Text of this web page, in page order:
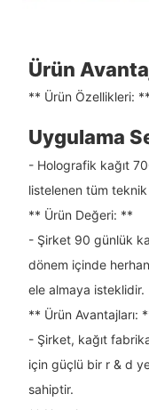
Ürün
** Ürün Özellikleri: **
Uygulama
- Holografik kağıt
listelenen tüm teknik
** Ürün Değeri: **
- Şirket 90 günlük
dönem içinde
ele almaya isteklidir.
** Ürün Avantajları:
- Şirket, kağıt
için güçlü bir r & d
sahiptir.